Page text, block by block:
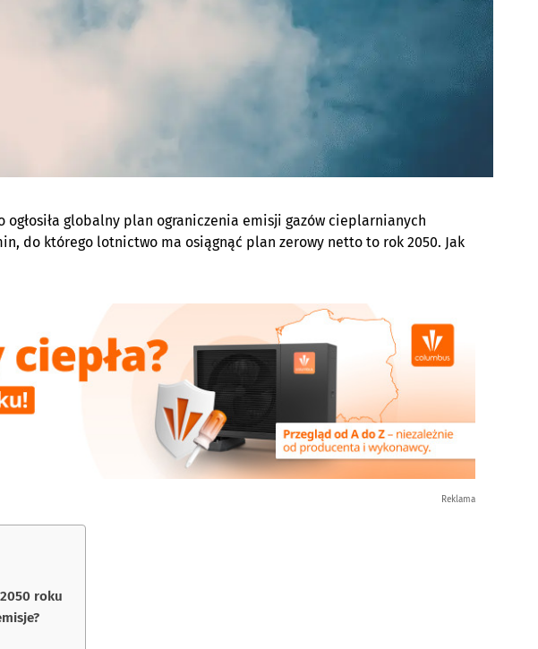
globalny plan ograniczenia emisji gazów cieplarnianych
do którego lotnictwo ma osiągnąć plan zerowy netto to rok 2050. Jak
Reklama
roku